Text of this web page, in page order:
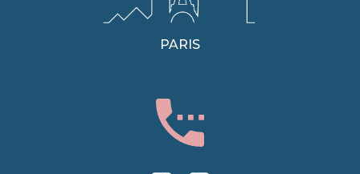
PARIS